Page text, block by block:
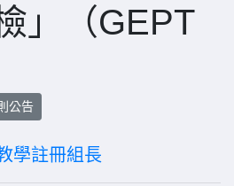
」（GEPT
公告
學註冊組長